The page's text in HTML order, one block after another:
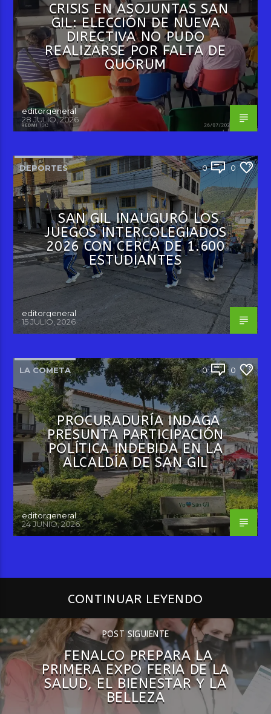
CRISIS EN ASOJUNTAS SAN
GIL: ELECCIÓN DE NUEVA
DIRECTIVA NO PUDO
REALIZARSE POR FALTA DE
QUÓRUM
editorgeneral
28 JULIO, 2026
DEPORTES 0 0
SAN GIL INAUGURÓ LOS
JUEGOS INTERCOLEGIADOS
2026 CON CERCA DE 1.600
ESTUDIANTES
editorgeneral
15 JULIO, 2026
LA COMETA 0 0
PROCURADURÍA INDAGA
PRESUNTA PARTICIPACIÓN
POLÍTICA INDEBIDA EN LA
ALCALDÍA DE SAN GIL
editorgeneral
24 JUNIO, 2026
CONTINUAR LEYENDO
POST SIGUIENTE
FENALCO PREPARA LA
PRIMERA EXPO FERIA DE LA
SALUD, EL BIENESTAR Y LA
BELLEZA